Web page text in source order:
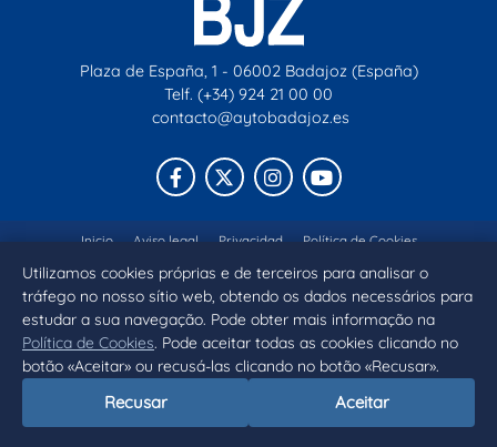
Utilizamos cookies próprias e de terceiros para analisar o
tráfego no nosso sítio web, obtendo os dados necessários para
estudar a sua navegação. Pode obter mais informação na
Política de Cookies. Pode aceitar todas as cookies clicando no
botão «Aceitar» ou recusá-las clicando no botão «Recusar».
Recusar Aceitar
Plaza de España, 1 - 06002 Badajoz (España)
Telf. (+34) 924 21 00 00
contacto@aytobadajoz.es
Facebook
X InstagramYouTube
Inicio Aviso legal Privacidad Política de Cookies
Declaración de accesibilidad